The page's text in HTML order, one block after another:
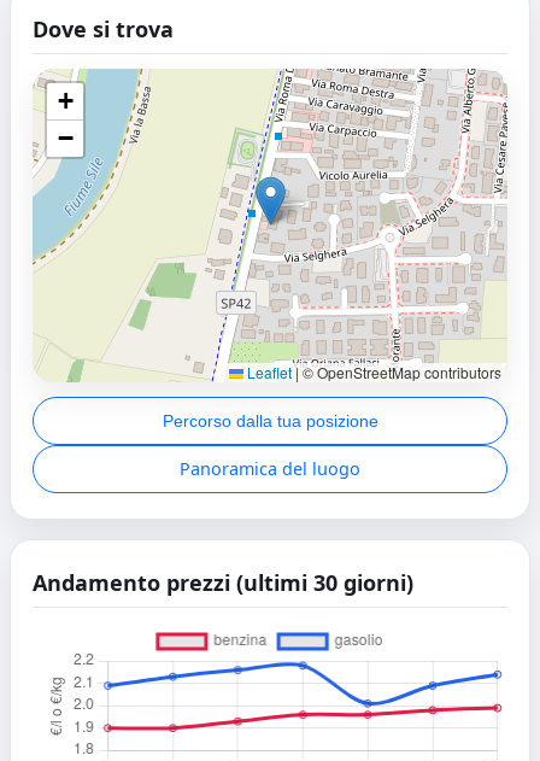
Dove si trova
+
−
Leaflet|© OpenStreetMap contributors
Percorso dalla tua posizione
Panoramica del luogo
Andamento prezzi (ultimi 30 giorni)